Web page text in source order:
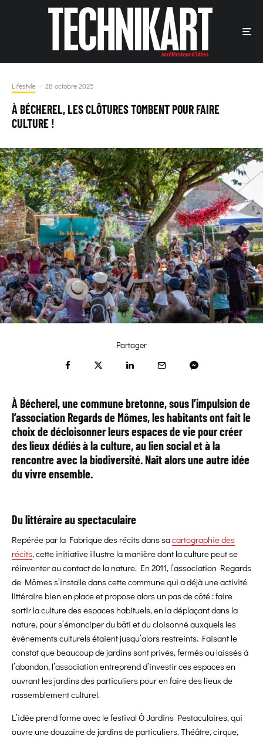
Lifestyle · 28 octobre 2025
À BÉCHEREL, LES CLÔTURES TOMBENT POUR FAIRE
CULTURE !
Partager
À Bécherel, une commune bretonne, sous l’impulsion de
l’association Regards de Mômes, les habitants ont fait le
choix de décloisonner leurs espaces de vie pour créer
des lieux dédiés à la culture, au lien social et à la
rencontre avec la biodiversité. Naît alors une autre idée
du vivre ensemble.
Du littéraire au spectaculaire
Repérée par la Fabrique des récits dans sacartographie des
récits, cette initiative illustre la manière dont la culture peut se
réinventer au contact de la nature. En 2011, l’association Regards
de Mômes s’installe dans cette commune qui a déjà une activité
littéraire bien en place et propose alors un pas de côté : faire
sortir la culture des espaces habituels, en la déplaçant dans la
nature, pour s’émanciper du bâti et du cloisonné auxquels les
évènements culturels étaient jusqu’alors restreints. Faisant le
constat que beaucoup de jardins sont privés, fermés ou laissés à
l’abandon, l’association entreprend d’investir ces espaces en
ouvrant les jardins des particuliers pour en faire des lieux de
rassemblement culturel.
L’idée prend forme avec le festival Ô Jardins Pestaculaires, qui
ouvre une douzaine de jardins de particuliers. Théâtre, cirque,